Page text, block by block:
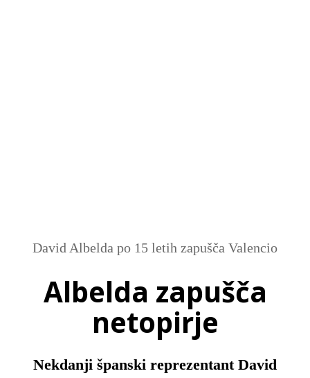
David Albelda po 15 letih zapušča Valencio
Albelda zapušča
netopirje
Nekdanji španski reprezentant David